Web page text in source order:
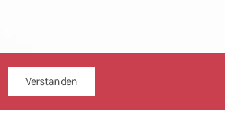
Verstanden